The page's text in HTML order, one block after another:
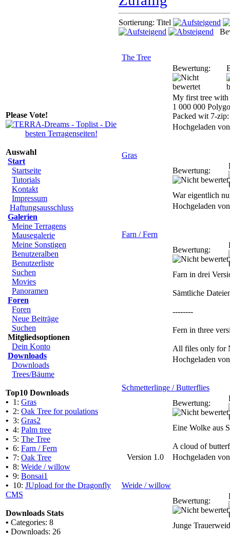
Please Vote!
Auswahl
Start
Startseite
Tutorials
Kontakt
Impressum
Haftungsausschluss
Galerien
Meine Terragens
Mausegalerie
Meine Sonstigen
Benutzeralben
Benutzerliste
Suchen
Movies
Panoramen
Foren
Foren
Neue Beiträge
Suchen
Mitgliedsoptionen
Dein Konto
Downloads
Downloads
Trees/Bäume
Top10 Downloads
• 1: Gras
• 2: Oak Tree for poulations
• 3: Gras2
• 4: Palm tree
• 5: The Tree
• 6: Farn / Fern
• 7: Oak Tree
• 8: Weide / willow
• 9: Bonsai1
• 10: JUpload for the Dragonfly
CMS
Downloads Stats
• Categories: 8
• Downloads: 26
Sortierung: Titel
The Tree
Bewertung:
My first tree
1 000 000
Packed wit 7-
Hochgeladen
Gras
Bewertung:
War eigentlich
Hochgeladen
Farn / Fern
Bewertung:
Farn in drei
Sämtliche
--------
Fern in three
All files only for
Hochgeladen
Schmetterlinge / Butterflies
Bewertung:
Eine Wolke aus
A cloud of
Version 1.0
Hochgeladen
Weide / willow
Bewertung:
Junge